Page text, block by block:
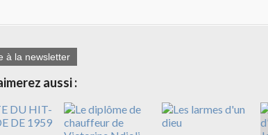
à la newsletter
aussi :